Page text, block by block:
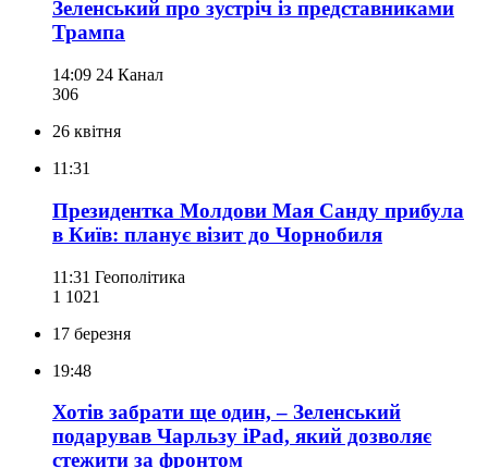
Зеленський про зустріч із представниками
Трампа
14:09 24 Канал
306
26 квітня
11:31
Президентка Молдови Мая Санду прибула
в Київ: планує візит до Чорнобиля
11:31 Геополітика
1 1021
17 березня
19:48
Хотів забрати ще один, – Зеленський
подарував Чарльзу iPad, який дозволяє
стежити за фронтом